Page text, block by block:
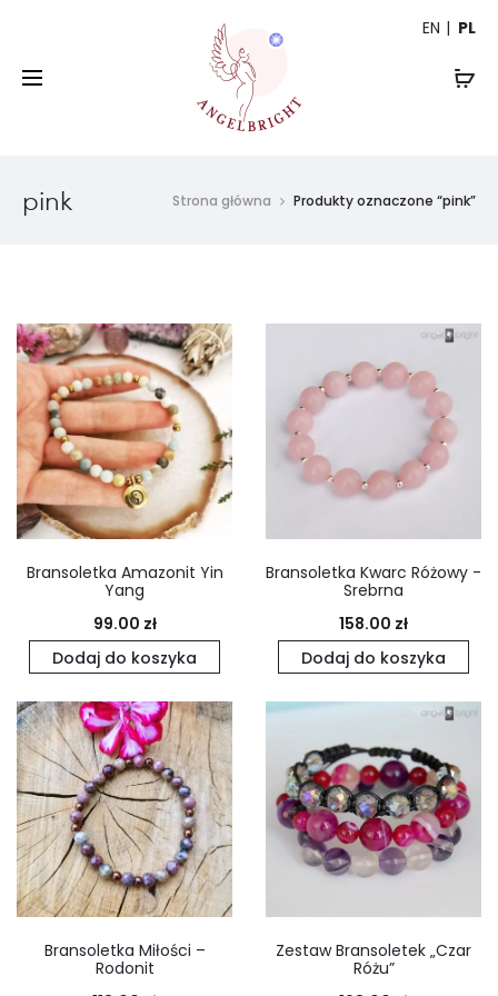
EN PL
pink Strona główna Produkty oznaczone “pink”
Bransoletka Amazonit Yin
Yang
99.00 zł
Dodaj do koszyka
Bransoletka Kwarc Różowy -
Srebrna
158.00 zł
Dodaj do koszyka
Bransoletka Miłości –
Rodonit
Zestaw Bransoletek „Czar
Różu”